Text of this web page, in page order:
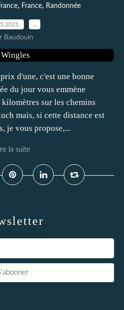
, France, Randonnée
Baudouin
d'une, c'est une bonne
du jour vous emmène
sur les chemins
mais, si cette distance est
je vous propose,...
la suite